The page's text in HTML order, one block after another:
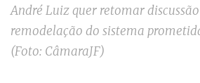
André Luiz quer retomar
remodelação do sistema
(Foto: CâmaraJF)